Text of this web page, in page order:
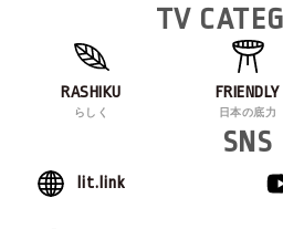
TV
RASHIKU
らしく
FRIENDLY
日本の底力
SNS
lit.link